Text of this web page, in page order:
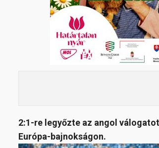
2:1-re legyőzte az angol
Európa-bajnokságon.